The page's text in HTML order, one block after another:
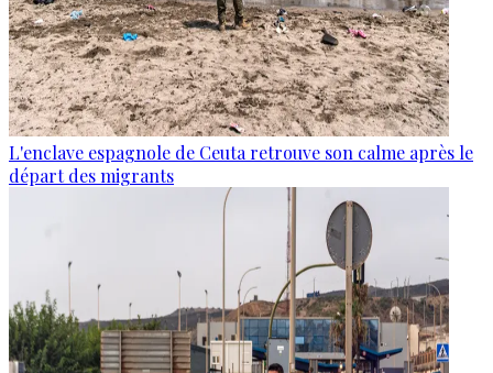
L'enclave espagnole de Ceuta retrouve son calme après le
départ des migrants